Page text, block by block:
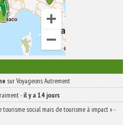
sur Voyageons Autrement
-il y a 14 jours
tourisme social mais de tourisme à impact »-